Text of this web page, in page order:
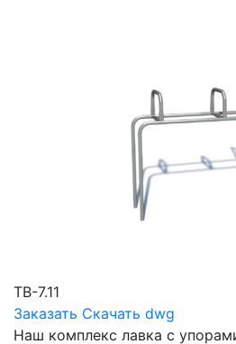
ТВ-7.11
Заказать Скачать dwg
Наш комплекс лавка с